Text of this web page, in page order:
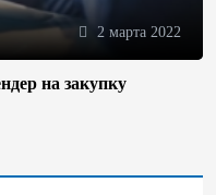
2 марта 2022
на закупку